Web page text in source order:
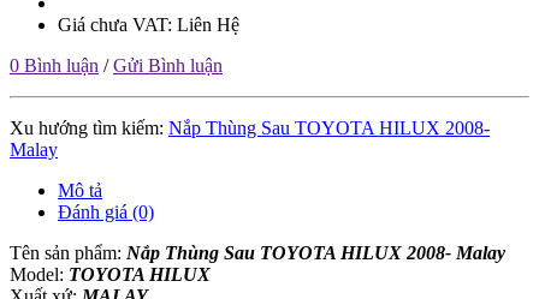
Giá chưa VAT: Liên Hệ
0 Bình luận /Gửi Bình luận
Xu hướng tìm kiếm: Nắp Thùng Sau TOYOTA HILUX 2008-
Malay
Mô tả
Đánh giá (0)
Tên sản phẩm: Nắp Thùng Sau TOYOTA HILUX 2008- Malay
Model: TOYOTA HILUX